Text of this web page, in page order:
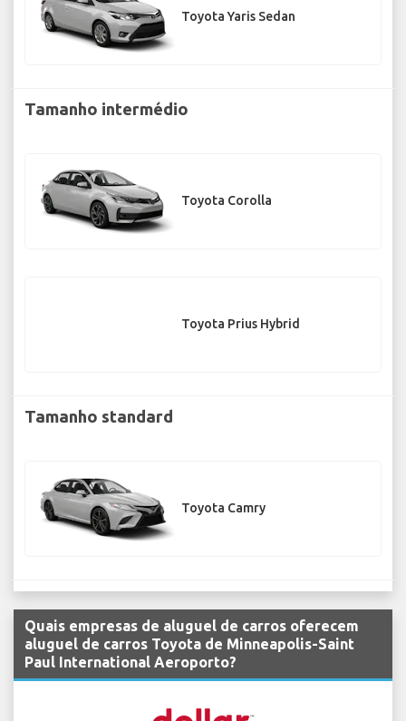
Toyota Yaris Sedan
Tamanho intermédio
Toyota Corolla
Toyota Prius Hybrid
Tamanho standard
Toyota Camry
Quais empresas de aluguel de carros oferecem
aluguel de carros Toyota de Minneapolis-Saint
Paul International Aeroporto?